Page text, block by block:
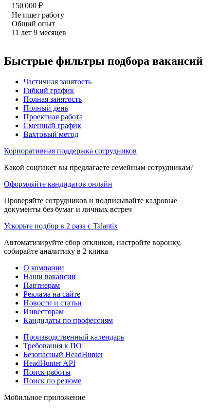
150 000 ₽
Не ищет работу
Общий опыт
11 лет 9 месяцев
Быстрые фильтры подбора вакансий
Частичная занятость
Гибкий график
Полная занятость
Полный день
Проектная работа
Сменный график
Вахтовый метод
Корпоративная поддержка сотрудников
Какой соцпакет вы предлагаете семейным сотрудникам?
Оформляйте кандидатов онлайн
Проверяйте сотрудников и подписывайте кадровые
документы без бумаг и личных встреч
Ускорьте подбор в 2 раза с Talantix
Автоматизируйте сбор откликов, настройте воронку,
собирайте аналитику в 2 клика
О компании
Наши вакансии
Партнерам
Реклама на сайте
Новости и статьи
Инвесторам
Кандидаты по профессиям
Производственный календарь
Требования к ПО
Безопасный HeadHunter
HeadHunter API
Поиск работы
Поиск по резюме
Мобильное приложение